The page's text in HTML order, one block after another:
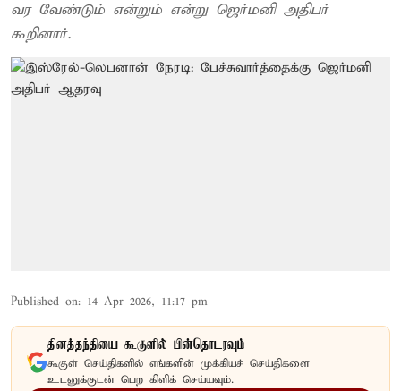
வர வேண்டும் என்றும் என்று ஜெர்மனி அதிபர்
கூறினார்.
Published on: 14 Apr 2026, 11:17 pm
தினத்தந்தியை கூகுளில் பின்தொடரவும்
கூகுள் செய்திகளில் எங்களின் முக்கியச் செய்திகளை
உடனுக்குடன் பெற கிளிக் செய்யவும்.